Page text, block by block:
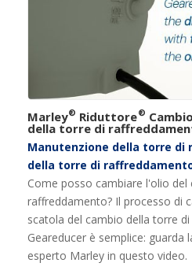
Marley® Riduttore®
della torre di
Manutenzione della torre di
della torre di
Come posso cambiare l'olio
raffreddamento? Il processo di
scatola del cambio della torre
Geareducer è semplice: guarda
esperto Marley in questo video.